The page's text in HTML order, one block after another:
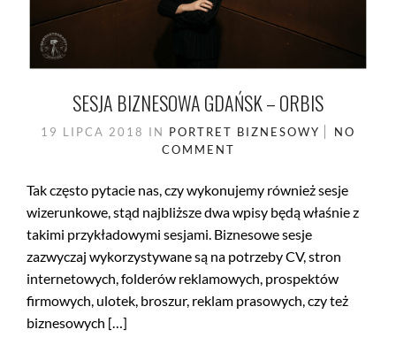
SESJA BIZNESOWA GDAŃSK – ORBIS
19 LIPCA 2018 IN PORTRET BIZNESOWY
NO
COMMENT
Tak często pytacie nas, czy wykonujemy również sesje
wizerunkowe, stąd najbliższe dwa wpisy będą właśnie z
takimi przykładowymi sesjami. Biznesowe sesje
zazwyczaj wykorzystywane są na potrzeby CV, stron
internetowych, folderów reklamowych, prospektów
firmowych, ulotek, broszur, reklam prasowych, czy też
biznesowych […]